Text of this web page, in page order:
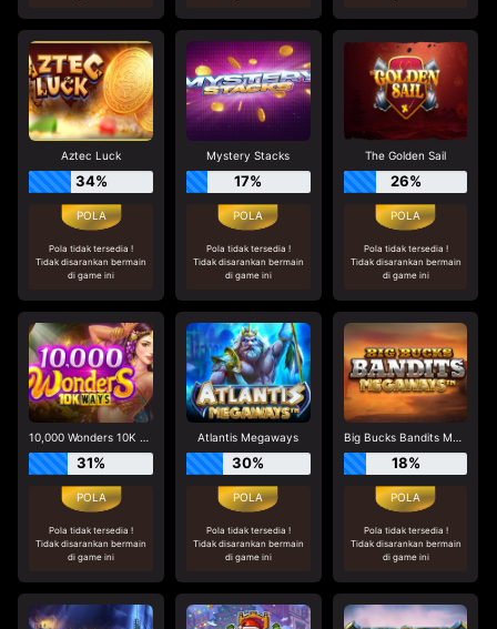
Aztec Luck
34%
Pola tidak tersedia !
Tidak disarankan bermain
di game ini
Mystery Stacks
17%
Pola tidak tersedia !
Tidak disarankan bermain
di game ini
The Golden Sail
26%
Pola tidak tersedia !
Tidak disarankan bermain
di game ini
10,000 Wonders 10K Ways
31%
Pola tidak tersedia !
Tidak disarankan bermain
di game ini
Atlantis Megaways
30%
Pola tidak tersedia !
Tidak disarankan bermain
di game ini
Big Bucks Bandits Megaways
18%
Pola tidak tersedia !
Tidak disarankan bermain
di game ini